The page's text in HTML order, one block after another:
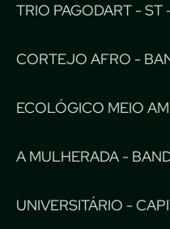
TRIO PAGODART - ST
CORTEJO AFRO -
ECOLÓGICO MEIO
A MULHERADA -
UNIVERSITÁRIO -